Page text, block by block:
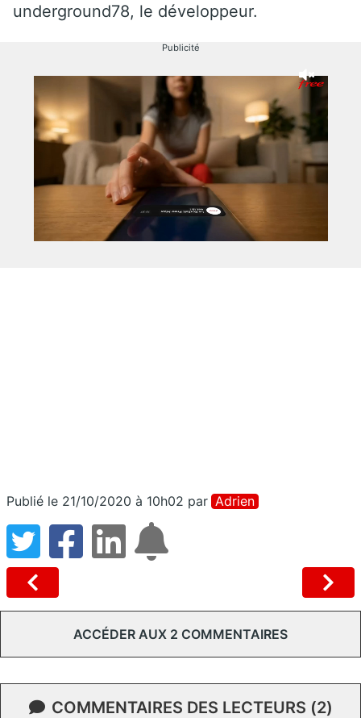
underground78, le développeur.
Publicité
Publié le 21/10/2020 à 10h02 par Adrien
ACCÉDER AUX 2 COMMENTAIRES
COMMENTAIRES DES LECTEURS (2)